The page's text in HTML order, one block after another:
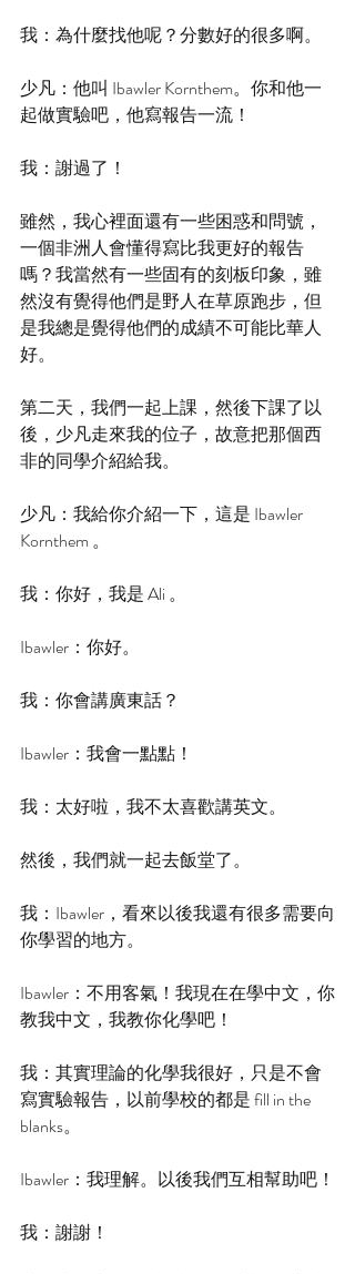
我：為什麼找他呢？分數好的很多啊。
少凡：他叫 Ibawler Kornthem。你和他一
起做實驗吧，他寫報告一流！
我：謝過了！
雖然，我心裡面還有一些困惑和問號，
一個非洲人會懂得寫比我更好的報告
嗎？我當然有一些固有的刻板印象，雖
然沒有覺得他們是野人在草原跑步，但
是我總是覺得他們的成績不可能比華人
好。
第二天，我們一起上課，然後下課了以
後，少凡走來我的位子，故意把那個西
非的同學介紹給我。
少凡：我給你介紹一下，這是 Ibawler
Kornthem 。
我：你好，我是 Ali 。
Ibawler：你好。
我：你會講廣東話？
Ibawler：我會一點點！
我：太好啦，我不太喜歡講英文。
然後，我們就一起去飯堂了。
我：Ibawler，看來以後我還有很多需要向
你學習的地方。
Ibawler：不用客氣！我現在在學中文，你
教我中文，我教你化學吧！
我：其實理論的化學我很好，只是不會
寫實驗報告，以前學校的都是 fill in the
blanks。
Ibawler：我理解。以後我們互相幫助吧！
我：謝謝！